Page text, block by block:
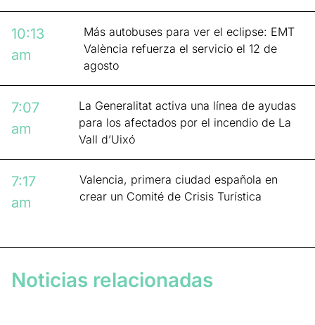
10:13
am
Más autobuses para ver el eclipse: EMT
València refuerza el servicio el 12 de
agosto
7:07
am
La Generalitat activa una línea de ayudas
para los afectados por el incendio de La
Vall d’Uixó
7:17
am
Valencia, primera ciudad española en
crear un Comité de Crisis Turística
Noticias relacionadas